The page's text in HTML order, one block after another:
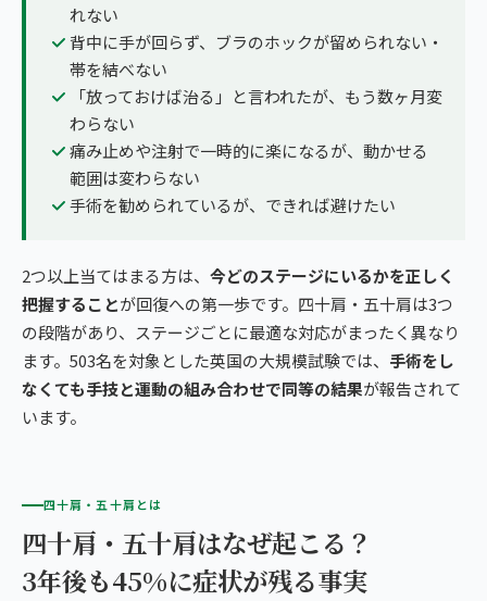
れない
背中に手が回らず、ブラのホックが留められない・
帯を結べない
「放っておけば治る」と言われたが、もう数ヶ月変
わらない
痛み止めや注射で一時的に楽になるが、動かせる
範囲は変わらない
手術を勧められているが、できれば避けたい
2つ以上当てはまる方は、 今どのステージにいるかを正しく
把握することが回復への第一歩です。四十肩・五十肩は3つ
の段階があり、ステージごとに最適な対応がまったく異なり
ます。503名を対象とした英国の大規模試験では、 手術をし
なくても手技と運動の組み合わせで同等の結果が報告されて
います。
四十肩・五十肩とは
四十肩・五十肩はなぜ起こる？
3年後も45%に症状が残る事実